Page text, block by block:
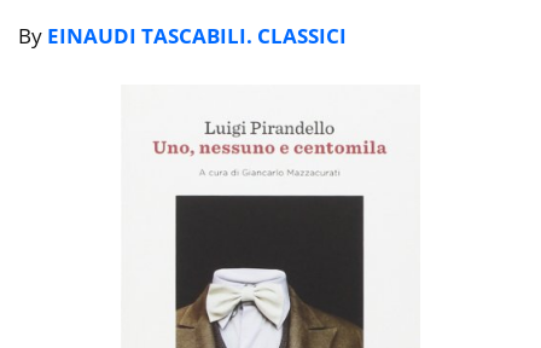
By EINAUDI TASCABILI. CLASSICI